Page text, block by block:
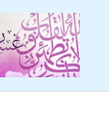
تخطي
المحتوى